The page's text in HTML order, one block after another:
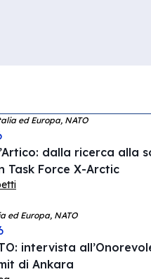
ed Europa, NATO
dalla ricerca alla
Task Force X-Arctic
Europa, NATO
intervista
di Ankara